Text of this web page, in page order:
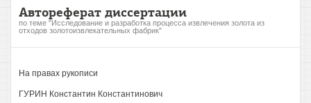
Автореферат диссертации
по теме "Исследование и разработка процесса извлечения золота из
отходов золотоизвлекательных фабрик"
На правах рукописи
ГУРИН Константин Константинович